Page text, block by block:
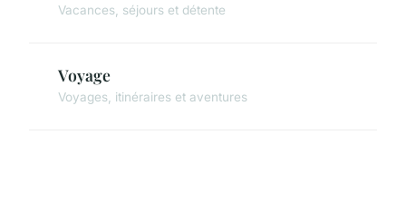
Vacances, séjours et détente
Voyage
Voyages, itinéraires et aventures